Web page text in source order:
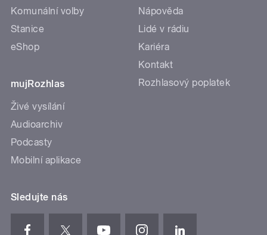
Komunální volby
Stanice
eShop
mujRozhlas
Živé vysílání
Audioarchiv
Podcasty
Mobilní aplikace
Nápověda
Lidé v rádiu
Kariéra
Kontakt
Rozhlasový poplatek
Sledujte nás